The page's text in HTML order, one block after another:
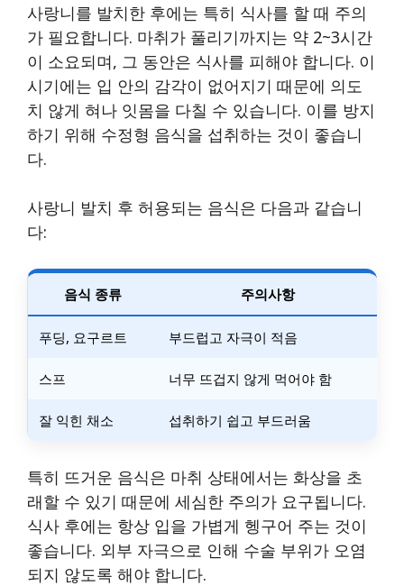
사랑니를 발치한 후에는 특히 식사를 할 때 주의
가 필요합니다. 마취가 풀리기까지는 약 2~3시간
이 소요되며, 그 동안은 식사를 피해야 합니다. 이
시기에는 입 안의 감각이 없어지기 때문에 의도
치 않게 혀나 잇몸을 다칠 수 있습니다. 이를 방지
하기 위해 수정형 음식을 섭취하는 것이 좋습니
다.
사랑니 발치 후 허용되는 음식은 다음과 같습니
다:
음식 종류 주의사항
푸딩, 요구르트 부드럽고 자극이 적음
스프 너무 뜨겁지 않게 먹어야 함
잘 익힌 채소 섭취하기 쉽고 부드러움
특히 뜨거운 음식은 마취 상태에서는 화상을 초
래할 수 있기 때문에 세심한 주의가 요구됩니다.
식사 후에는 항상 입을 가볍게 헹구어 주는 것이
좋습니다. 외부 자극으로 인해 수술 부위가 오염
되지 않도록 해야 합니다.